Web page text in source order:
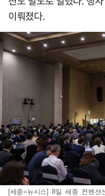
이뤄졌다.
[세종=뉴시스] 8일 세종 컨벤션